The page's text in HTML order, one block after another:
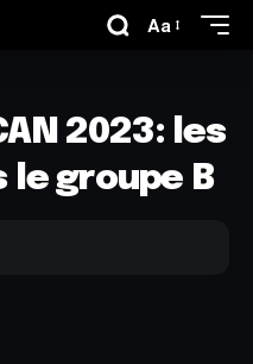
Aa
2023: les
le groupe B